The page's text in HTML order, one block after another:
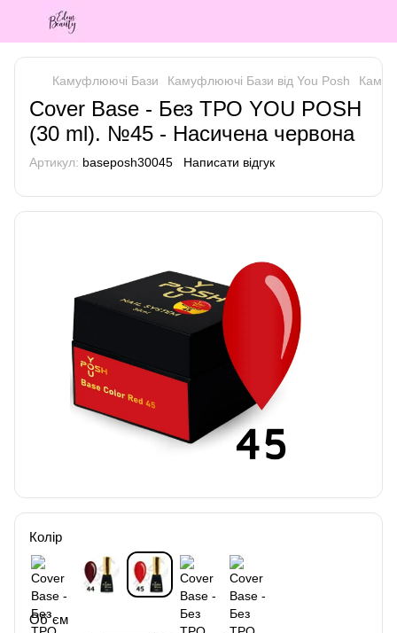
Камуфлюючі Бази Камуфлюючі Бази від You Posh
Cover Base - Без ТРО YOU POSH
(30 ml). №45 - Насичена червона
Артикул: baseposh30045 Написати відгук
Колір
Об`єм